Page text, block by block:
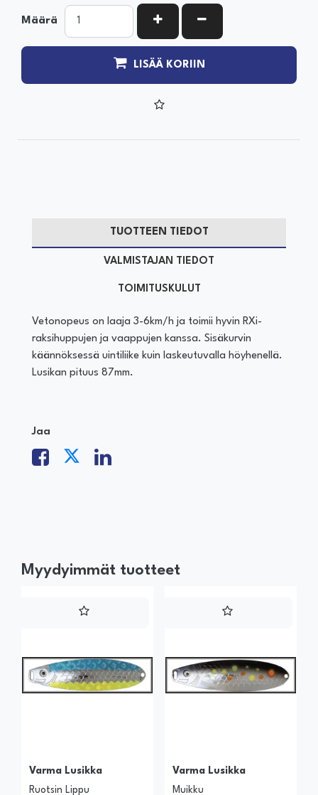
Määrä KASVATA MÄÄRÄÄ
VÄHENNÄ MÄÄRÄÄ
LISÄÄ KORIIN
TUOTTEEN TIEDOT
VALMISTAJAN TIEDOT
TOIMITUSKULUT
Vetonopeus on laaja 3-6km/h ja toimii hyvin RXi-
raksihuppujen ja vaappujen kanssa. Sisäkurvin
käännöksessä uintiliike kuin laskeutuvalla höyhenellä.
Lusikan pituus 87mm.
Jaa
Myydyimmät tuotteet
Varma Lusikka
Ruotsin Lippu
Varma Lusikka
Muikku